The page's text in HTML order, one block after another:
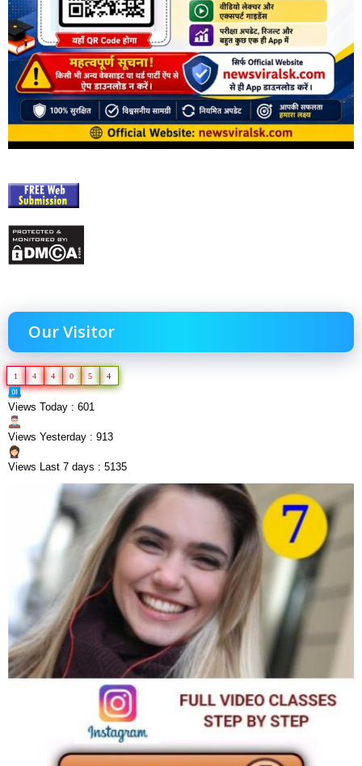
Our Visitor
1 4 4 0 5 4
Views Today : 601
Views Yesterday : 913
Views Last 7 days : 5135